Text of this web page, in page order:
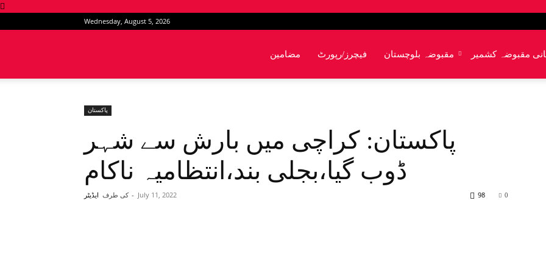
Wednesday, August 5, 2026
مضامین فیچرز/رپورٹ مقبوضہ بلوچستان مقبوضہ کشمیر
پاکستان
پاکستان: کراچی میں بارش سے شہر
ڈوب گیا،بجلی بند،انتظامیہ ناکام
کی طرف ایڈیٹر - July 11, 2022 0
98